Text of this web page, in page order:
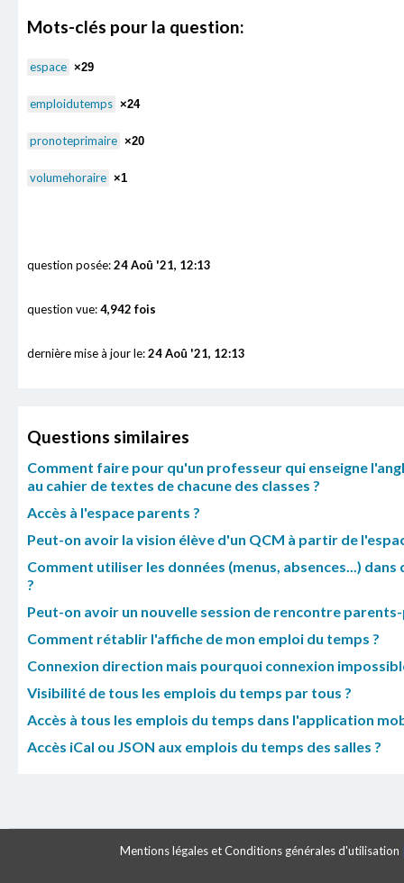
Mots-clés pour la question:
espace ×29
emploidutemps ×24
pronoteprimaire ×20
volumehoraire ×1
question posée:24 Aoû '21, 12:13
question vue:4,942 fois
dernière mise à jour le:24 Aoû '21, 12:13
Questions similaires
Comment faire pour qu'un professeur qui enseigne
au cahier de textes de chacune des classes ?
Accès à l'espace parents ?
Peut-on avoir la vision élève d'un QCM à partir de
Comment utiliser les données (menus, absences...)
?
Peut-on avoir un nouvelle session de rencontre
Comment rétablir l'affiche de mon emploi du temps ?
Connexion direction mais pourquoi connexion
Visibilité de tous les emplois du temps par tous ?
Accès à tous les emplois du temps dans l'application
Accès iCal ou JSON aux emplois du temps des salles ?
Mentions légales et Conditions générales d'utilisation